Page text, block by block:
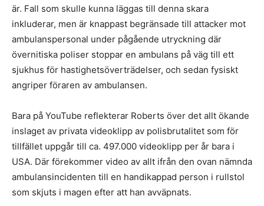
är. Fall som skulle kunna läggas till denna skara
inkluderar, men är knappast begränsade till attacker mot
ambulanspersonal under pågående utryckning där
övernitiska poliser stoppar en ambulans på väg till ett
sjukhus för hastighetsöverträdelser, och sedan fysiskt
angriper föraren av ambulansen.
Bara på YouTube reflekterar Roberts över det allt ökande
inslaget av privata videoklipp av polisbrutalitet som för
tillfället uppgår till ca. 497.000 videoklipp per år bara i
USA. Där förekommer video av allt ifrån den ovan nämnda
ambulansincidenten till en handikappad person i rullstol
som skjuts i magen efter att han avväpnats.